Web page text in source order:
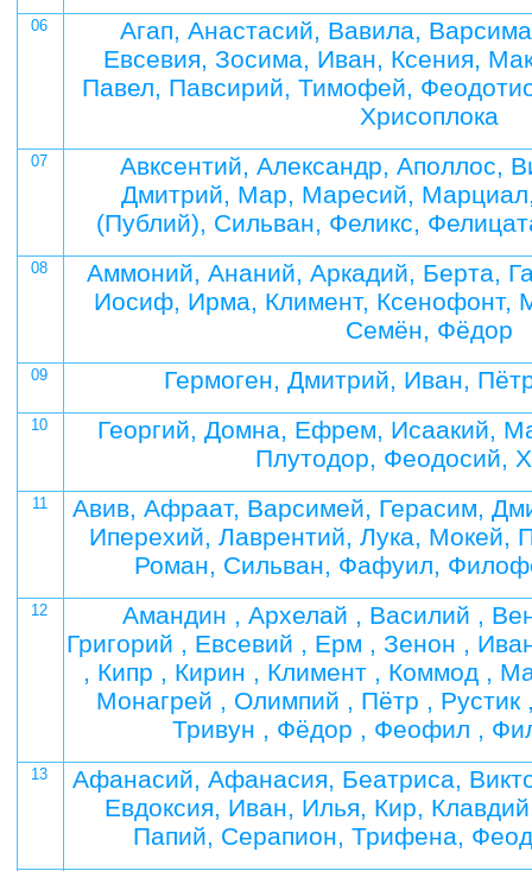
06
Агап, Анастасий, Вавила,
Евсевия, Зосима, Иван, Ксения,
Павел, Павсирий, Тимофей,
Хрисоплока
07
Авксентий, Александр, Аполлос,
Дмитрий, Мар, Маресий,
(Публий), Сильван, Феликс,
08
Аммоний, Ананий, Аркадий, Берта,
Иосиф, Ирма, Климент, Ксенофонт,
Семён, Фёдор
09 Гермоген, Дмитрий, Иван,
10
Георгий, Домна, Ефрем, Исаакий,
Плутодор, Феодосий,
11
Авив, Афраат, Варсимей, Герасим,
Иперехий, Лаврентий, Лука, Мокей,
Роман, Сильван, Фафуил,
12
Амандин , Архелай , Василий ,
Григорий , Евсевий , Ерм , Зенон ,
, Кипр , Кирин , Климент , Коммод ,
Монагрей , Олимпий , Пётр , Рустик
Тривун , Фёдор , Феофил ,
13
Афанасий, Афанасия, Беатриса,
Евдоксия, Иван, Илья, Кир,
Папий, Серапион, Трифена,